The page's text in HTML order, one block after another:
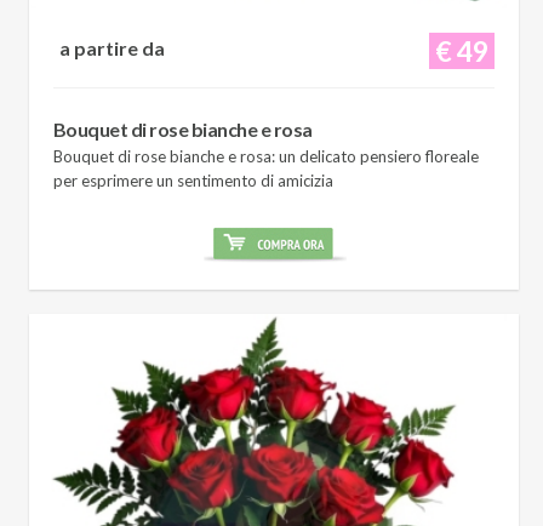
€ 49
a partire da
Bouquet di rose bianche e rosa
Bouquet di rose bianche e rosa: un delicato pensiero floreale
per esprimere un sentimento di amicizia